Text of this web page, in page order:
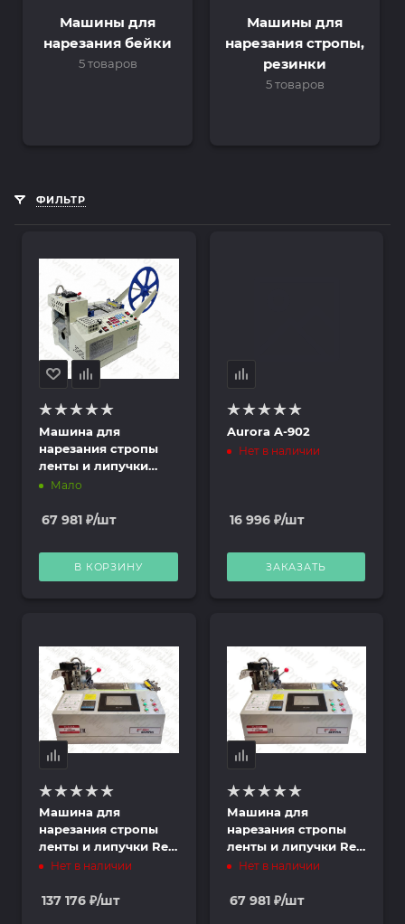
Машины для
нарезания бейки
5 товаров
Машины для
нарезания стропы,
резинки
5 товаров
ФИЛЬТР
Машина для
нарезания стропы
ленты и липучки
ORIGINAL OE-120LR
Мало
67 981 ₽/шт
В КОРЗИНУ
Aurora A-902
Нет в наличии
16 996₽/шт
ЗАКАЗАТЬ
Машина для
нарезания стропы
ленты и липучки Red
Shark RS-120LR
Нет в наличии
137 176 ₽/шт
Машина для
нарезания стропы
ленты и липучки Red
Shark RS-L110LR
Нет в наличии
67 981₽/шт